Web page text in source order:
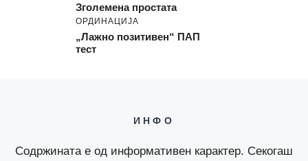
Зголемена простата
ОРДИНАЦИЈА
„Лажно позитивен“ ПАП
тест
ИНФО
Содржината е од информативен карактер. Секогаш